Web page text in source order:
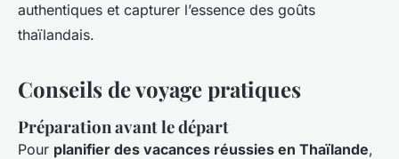
authentiques et capturer l’essence des goûts
thaïlandais.
Conseils de voyage pratiques
Préparation avant le départ
Pour planifier des vacances réussies en Thaïlande,